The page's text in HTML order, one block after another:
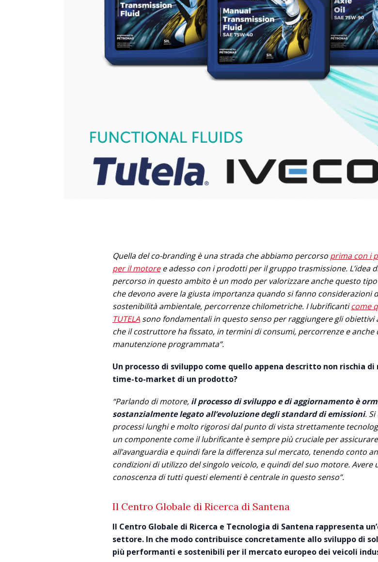
Quella del co-branding è una strada che abbiamo percorso prima con i
per il motoree adesso con i prodotti per il gruppo trasmissione. L’idea
percorso in questo ambito è un modo per valorizzare anche questo
che devono avere la giusta importanza quando si fanno considerazioni
sostenibilità ambientale, percorrenze chilometriche. I lubrificanticome
TUTELA sono fondamentali in questo senso per raggiungere gli obiettivi
che il costruttore ha fissato, in termini di consumi, percorrenze e anche
manutenzione programmata”.
Un processo di sviluppo come quello appena descritto non rischia
time-to-market di un prodotto?
“Parlando di motore, il processo di sviluppo e di aggiornamento è
sostanzialmente legato all’evoluzione degli standard di emissioni.
processi lunghi e molto rigorosi dal punto di vista strettamente
un componente come il lubrificante è sempre più cruciale per
all’avanguardia e quindi fare la differenza sul mercato, tenendo conto
condizioni di utilizzo del singolo veicolo, e quindi del suo motore. Avere
conoscenza di tutti questi elementi è centrale in questo senso”.
Il Centro Globale di Ricerca di Santena
Il Centro Globale di Ricerca e Tecnologia di Santena rappresenta
settore. In che modo contribuisce concretamente allo sviluppo di
più performanti e sostenibili per il mercato europeo dei veicoli